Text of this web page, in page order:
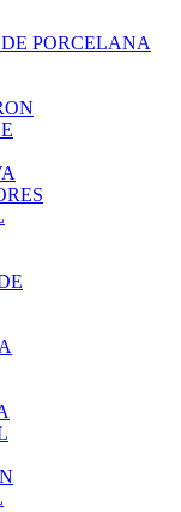
PORCELANA